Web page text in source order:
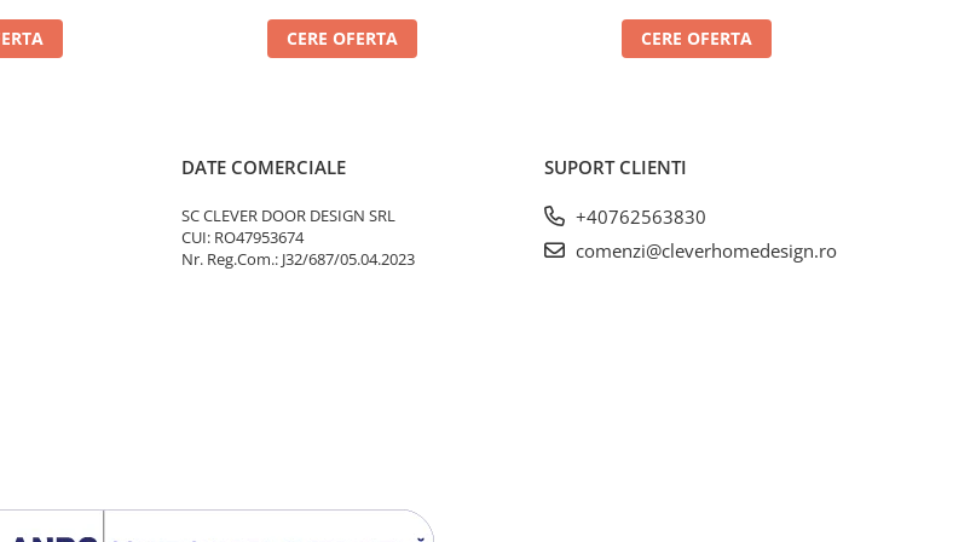
CERE OFERTA CERE OFERTA
DATE COMERCIALE
SC CLEVER DOOR DESIGN SRL
CUI: RO47953674
Nr. Reg.Com.: J32/687/05.04.2023
SUPORT CLIENTI
+40762563830
comenzi@cleverhomedesign.ro